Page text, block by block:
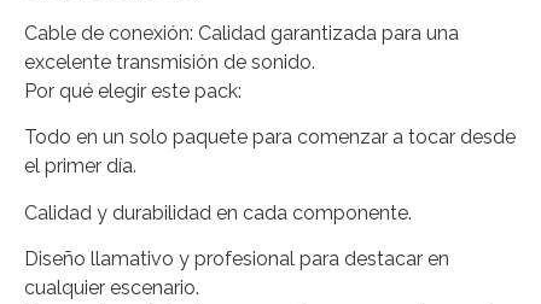
Cable de conexión: Calidad garantizada para una
excelente transmisión de sonido.
Por qué elegir este pack:
Todo en un solo paquete para comenzar a tocar desde
el primer día.
Calidad y durabilidad en cada componente.
Diseño llamativo y profesional para destacar en
cualquier escenario.